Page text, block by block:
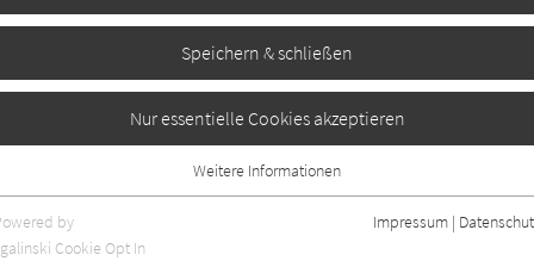
Konrad Frühling
Speichern & schließen
Nur essentielle Cookies akzeptieren
Essentielle Cookies werden für grundlegende Funktionen der Webseite
benötigt. Dadurch ist gewährleistet, dass die Webseite einwandfrei
Weitere Informationen
by
Cookie Opt In
Impressum |